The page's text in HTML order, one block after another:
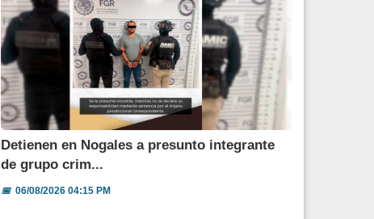
Detienen en Nogales a presunto integrante
de grupo crim...
📅06/08/2026 04:15 PM